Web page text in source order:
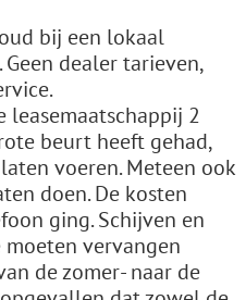
bij een lokaal
dealer tarieven,
leasemaatschappij 2
beurt heeft gehad,
voeren. Meteen ook
doen. De kosten
ging. Schijven en
vervangen
de zomer- naar de